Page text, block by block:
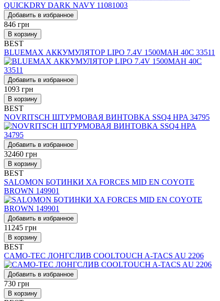
Добавить в избранное
846 грн
В корзину
BEST
BLUEMAX АККУМУЛЯТОР LIPO 7.4V 1500MAH 40C 33511
Добавить в избранное
1093 грн
В корзину
BEST
NOVRITSCH ШТУРМОВАЯ ВИНТОВКА SSQ4 HPA 34795
Добавить в избранное
32460 грн
В корзину
BEST
SALOMON БОТИНКИ XA FORCES MID EN COYOTE
BROWN 149901
Добавить в избранное
11245 грн
В корзину
BEST
CAMO-TEC ЛОНГСЛИВ COOLTOUCH A-TACS AU 2206
Добавить в избранное
730 грн
В корзину